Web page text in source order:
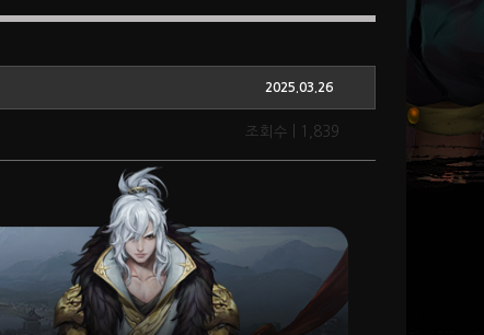
2025.03.26
조회수 | 1,839